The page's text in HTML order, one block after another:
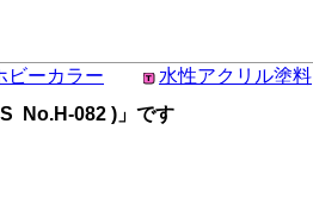
ビーカラー
水性アクリル塗料
No.H-082 )」です